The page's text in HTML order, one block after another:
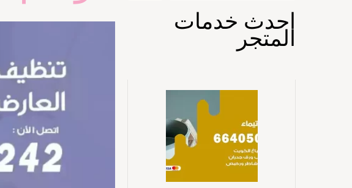
احدث خدمات
المتجر